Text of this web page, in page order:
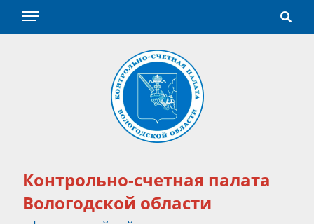
Контрольно-счетная палата
Вологодской области